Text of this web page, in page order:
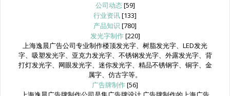
公司动态[59]
行业资讯[133]
产品知识 [780]
发光字制作[220]
上海逸晨广告公司专业制作楼顶发光字、树脂发光字、LED发光
字、吸塑发光字、亚克力发光字、不锈钢发光字、外露发光字、背
打灯发光字、网眼发光字、迷你发光字、精品不锈钢字、铜字、金
属字、仿古字等。
广告牌制作[56]